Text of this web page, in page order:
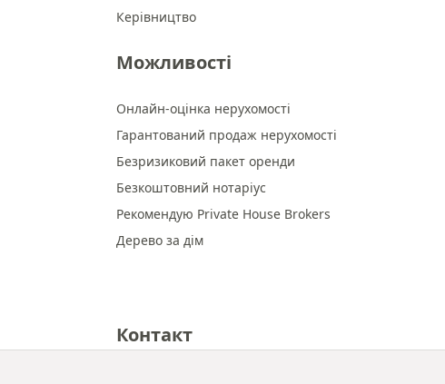
Керівництво
Можливості
Онлайн-оцінка нерухомості
Гарантований продаж нерухомості
Безризиковий пакет оренди
Безкоштовний нотаріус
Рекомендую Private House Brokers
Дерево за дім
Контакт